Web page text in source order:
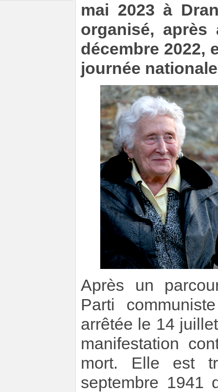
mai 2023 à
organisé,
décembre 2022,
journée
Après un
Parti
arrêtée le 14
manifestation
mort. Elle est
septembre 1941